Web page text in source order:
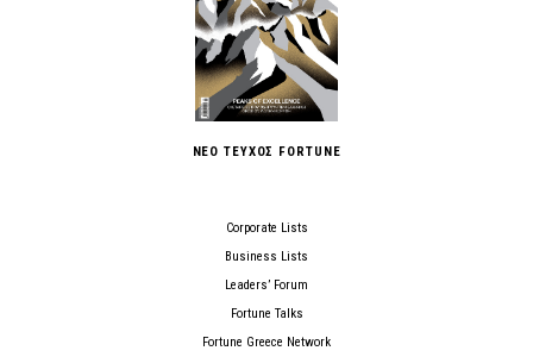
ΝΕΟ ΤΕΥΧΟΣ FORTUNE
Corporate Lists
Business Lists
Leaders’ Forum
Fortune Talks
Fortune Greece Network